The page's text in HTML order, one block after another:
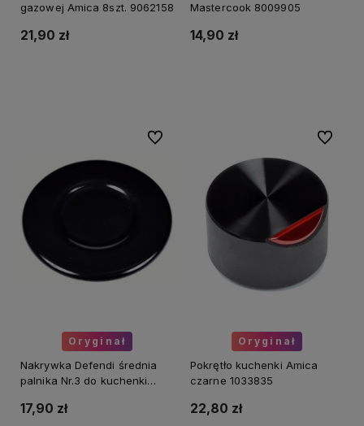
gazowej Amica 8szt. 9062158
21,90 zł
Mastercook 8009905
14,90 zł
Oryginał
Nakrywka Defendi średnia
palnika Nr.3 do kuchenki
17,90 zł
Do ulubionych
Oryginał
Pokrętło kuchenki Amica
czarne 1033835
22,80 zł
Do